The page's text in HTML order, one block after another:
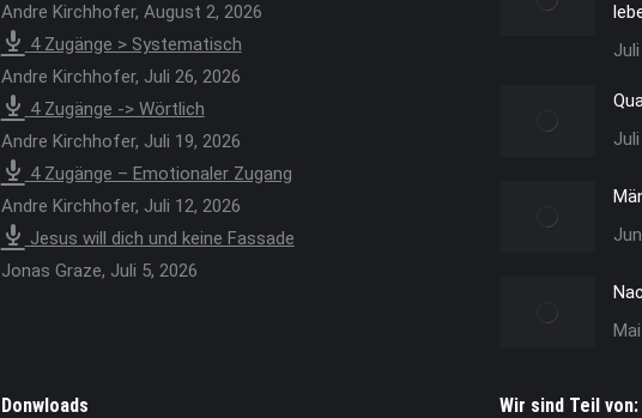
Andre Kirchhofer, August 2, 2026
4 Zugänge > Systematisch
Andre Kirchhofer, Juli 26, 2026
4 Zugänge -> Wörtlich
Andre Kirchhofer, Juli 19, 2026
4 Zugänge – Emotionaler Zugang
Andre Kirchhofer, Juli 12, 2026
Jesus will dich und keine Fassade
Jonas Graze, Juli 5, 2026
Donwloads Wir sind Teil von: